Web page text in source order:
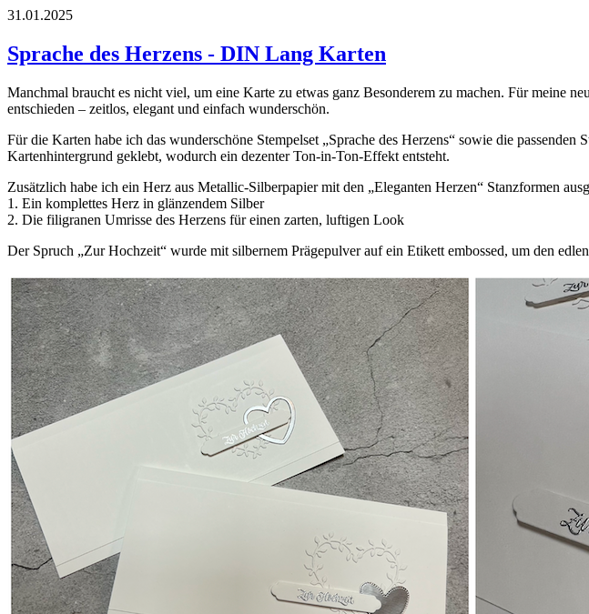
31.01.2025
Sprache des Herzens - DIN Lang Karten
Manchmal braucht es nicht viel, um eine Karte zu etwas ganz Besonderem zu machen. Für meine
entschieden – zeitlos, elegant und einfach wunderschön.
Für die Karten habe ich das wunderschöne Stempelset „Sprache des Herzens“ sowie die
Kartenhintergrund geklebt, wodurch ein dezenter Ton-in-Ton-Effekt entsteht.
Zusätzlich habe ich ein Herz aus Metallic-Silberpapier mit den „Eleganten Herzen“ Stanzformen
1. Ein komplettes Herz in glänzendem Silber
2. Die filigranen Umrisse des Herzens für einen zarten, luftigen Look
Der Spruch „Zur Hochzeit“ wurde mit silbernem Prägepulver auf ein Etikett embossed, um den